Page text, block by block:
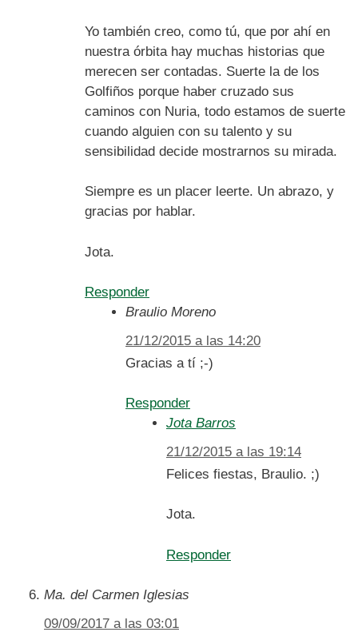
Yo también creo, como tú, que por ahí en
nuestra órbita hay muchas historias que
merecen ser contadas. Suerte la de los
Golfiños porque haber cruzado sus
caminos con Nuria, todo estamos de suerte
cuando alguien con su talento y su
sensibilidad decide mostrarnos su mirada.
Siempre es un placer leerte. Un abrazo, y
gracias por hablar.
Jota.
Responder
Braulio Moreno
21/12/2015 a las 14:20
Gracias a tí ;-)
Responder
Jota Barros
21/12/2015 a las 19:14
Felices fiestas, Braulio. ;)
Jota.
Responder
Ma. del Carmen Iglesias
09/09/2017 a las 03:01